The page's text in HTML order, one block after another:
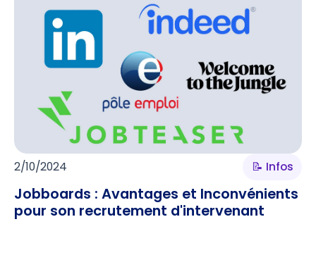
2/10/2024 📝 Infos
Jobboards : Avantages et Inconvénients
pour son recrutement d'intervenant